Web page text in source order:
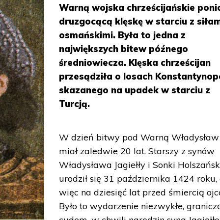
Warną wojska chrześcijańskie
druzgocącą klęskę w starciu z
osmańskimi. Była to jedna z
największych bitew późnego
średniowiecza. Klęska chrześcijan
przesądziła o losach
skazanego na upadek w starciu z
Turcją.
W dzień bitwy pod Warną
miał zaledwie 20 lat. Starszy z synów
Władysława Jagiełły i Sonki
urodził się 31 października 1424 roku,
więc na dziesięć lat przed śmiercią
Było to wydarzenie niezwykłe,